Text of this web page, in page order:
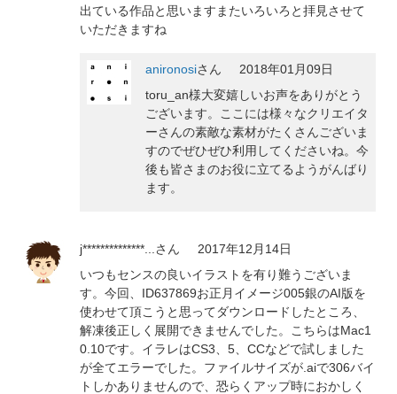
出ている作品と思いますまたいろいろと拝見させて
いただきますね
anironosiさん
2018年01月09日
toru_an様大変嬉しいお声をありがとう
ございます。ここには様々なクリエイタ
ーさんの素敵な素材がたくさんございま
すのでぜひぜひ利用してくださいね。今
後も皆さまのお役に立てるようがんばり
ます。
j**************... さん
2017年12月14日
いつもセンスの良いイラストを有り難うございま
す。今回、ID637869お正月イメージ005銀のAI版を
使わせて頂こうと思ってダウンロードしたところ、
解凍後正しく展開できませんでした。こちらはMac1
0.10です。イラレはCS3、5、CCなどで試しました
が全てエラーでした。ファイルサイズが.aiで306バイ
トしかありませんので、恐らくアップ時におかしく